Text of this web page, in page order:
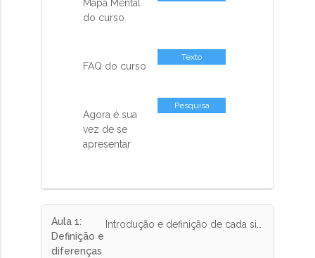
Mapa Mental
do curso
FAQ do curso
Texto
Agora é sua
vez de se
apresentar
Pesquisa
Aula 1:
Definição e
diferenças
Introdução e definição de cada sistema construtivo, exemplos e características desses sistemas construtivos, ligação entre aço e concreto, eficiência dos edifícios estruturados em aço e fabricação das estruturas metálicas